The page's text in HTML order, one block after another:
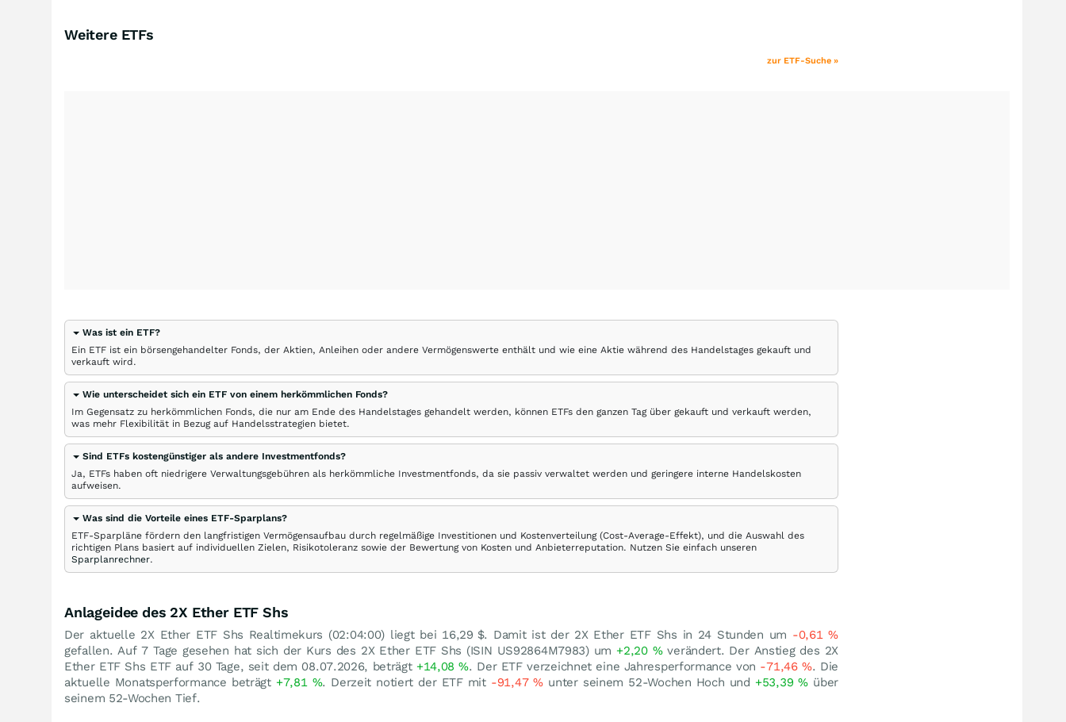
Weitere ETFs
zur ETF-Suche »
Was ist ein ETF?
Ein ETF ist ein börsengehandelter Fonds, der Aktien, Anleihen oder andere Vermögenswerte enthält und wie eine Aktie während des Handelstages gekauft und
verkauft wird.
Wie unterscheidet sich ein ETF von einem herkömmlichen Fonds?
Im Gegensatz zu herkömmlichen Fonds, die nur am Ende des Handelstages gehandelt werden, können ETFs den ganzen Tag über gekauft und verkauft werden,
was mehr Flexibilität in Bezug auf Handelsstrategien bietet.
Sind ETFs kostengünstiger als andere Investmentfonds?
Ja, ETFs haben oft niedrigere Verwaltungsgebühren als herkömmliche Investmentfonds, da sie passiv verwaltet werden und geringere interne Handelskosten
aufweisen.
Was sind die Vorteile eines ETF-Sparplans?
ETF-Sparpläne fördern den langfristigen Vermögensaufbau durch regelmäßige Investitionen und Kostenverteilung (Cost-Average-Effekt), und die Auswahl des
richtigen Plans basiert auf individuellen Zielen, Risikotoleranz sowie der Bewertung von Kosten und Anbieterreputation. Nutzen Sie einfach unseren
Sparplanrechner.
Anlageidee des 2X Ether ETF Shs
Der aktuelle 2X Ether ETF Shs Realtimekurs (02:04:00) liegt bei 16,29 $. Damit ist der 2X Ether ETF Shs in 24 Stunden um -0,61%
gefallen. Auf 7 Tage gesehen hat sich der Kurs des 2X Ether ETF Shs (ISIN US92864M7983) um +2,20 %verändert. Der Anstieg des 2X
Ether ETF Shs ETF auf 30 Tage, seit dem 08.07.2026, beträgt +14,08%. Der ETF verzeichnet eine Jahresperformance von -71,46%. Die
aktuelle Monatsperformance beträgt +7,81 %. Derzeit notiert der ETF mit -91,47% unter seinem 52-Wochen Hoch und +53,39% über
seinem 52-Wochen Tief.